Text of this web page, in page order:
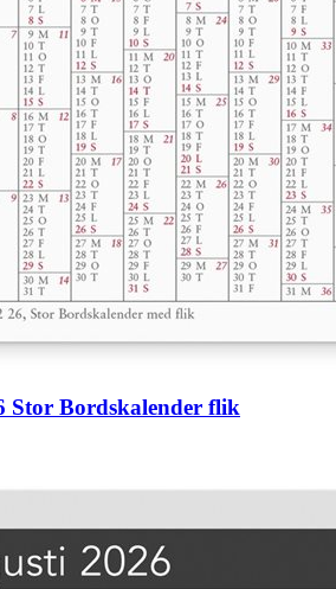
Stor Bordskalender flik